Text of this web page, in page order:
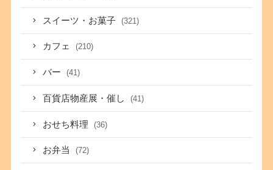
スイーツ・お菓子 (321)
カフェ (210)
バー (41)
百貨店物産展・催し (41)
おせち料理 (36)
お弁当 (72)